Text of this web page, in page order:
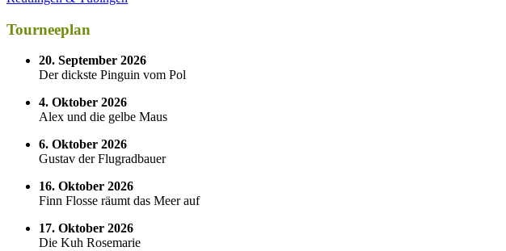
Tourneeplan
20. September 2026
Der dickste Pinguin vom Pol
4. Oktober 2026
Alex und die gelbe Maus
6. Oktober 2026
Gustav der Flugradbauer
16. Oktober 2026
Finn Flosse räumt das Meer auf
17. Oktober 2026
Die Kuh Rosemarie